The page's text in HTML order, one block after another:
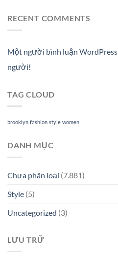
RECENT COMMENTS
Một người bình luận WordPress
người!
TAG CLOUD
brooklyn fashion style women
DANH MỤC
Chưa phân loại (7.881)
Style (5)
Uncategorized (3)
LƯU TRỮ